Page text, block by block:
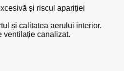
și riscul apariției
și calitatea aerului interior.
ventilație canalizat.